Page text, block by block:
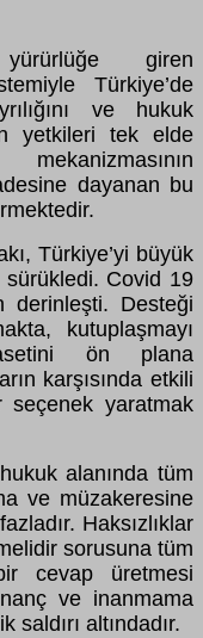
giren
Türkiye’de
ve hukuk
yetkileri tek elde
dayanan bu
Türkiye’yi büyük
Covid 19
derinleşti. Desteği
kutuplaşmayı
ön plana
karşısında etkili
yaratmak
alanında tüm
ve müzakeresine
Haksızlıklar
sorusuna tüm
cevap üretmesi
ve inanmama
altındadır.